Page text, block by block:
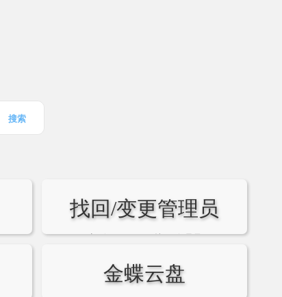
搜索
找回/变更管理员
序列号、CDKey找回管理员
金蝶云盘